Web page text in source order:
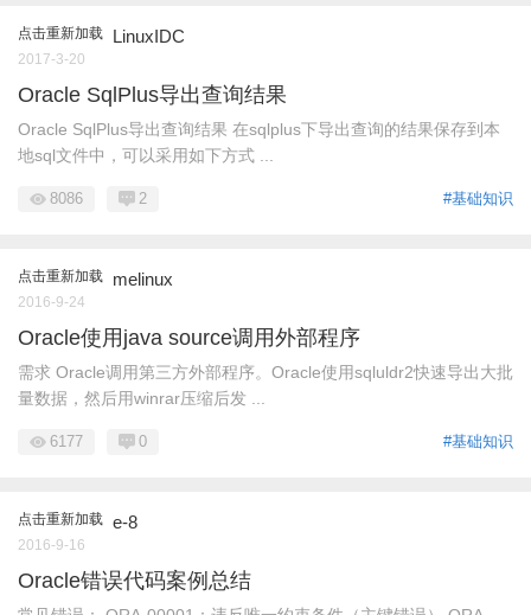
点击重新加载 LinuxIDC
2017-3-20
Oracle SqlPlus导出查询结果
Oracle SqlPlus导出查询结果 在sqlplus下导出查询的结果保存到本
地sql文件中，可以采用如下方式 ...
#基础知识
8086 2
点击重新加载 melinux
2016-9-24
Oracle使用java source调用外部程序
需求 Oracle调用第三方外部程序。Oracle使用sqluldr2快速导出大批
量数据，然后用winrar压缩后发 ...
#基础知识
6177 0
点击重新加载 e-8
2016-9-16
Oracle错误代码案例总结